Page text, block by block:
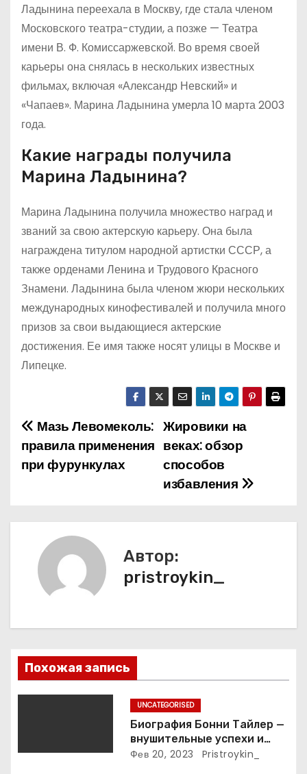
Ладынина переехала в Москву, где стала членом
Московского театра-студии, а позже — Театра
имени В. Ф. Комиссаржевской. Во время своей
карьеры она снялась в нескольких известных
фильмах, включая «Александр Невский» и
«Чапаев». Марина Ладынина умерла 10 марта 2003
года.
Какие награды получила
Марина Ладынина?
Марина Ладынина получила множество наград и
званий за свою актерскую карьеру. Она была
награждена титулом народной артистки СССР, а
также орденами Ленина и Трудового Красного
Знамени. Ладынина была членом жюри нескольких
международных кинофестивалей и получила много
призов за свои выдающиеся актерские
достижения. Ее имя также носят улицы в Москве и
Липецке.
Н
а
и
и
я
п
з
Жировики на
веках: обзор
способов
избавления
Мазь Левомеколь:
правила применения
при фурункулах
Автор:
pristroykin_
Похожая запись
UNCATEGORISED
Биография Бонни Тайлер —
внушительные успехи и
интимные подробности
Фев 20, 2023 Pristroykin_